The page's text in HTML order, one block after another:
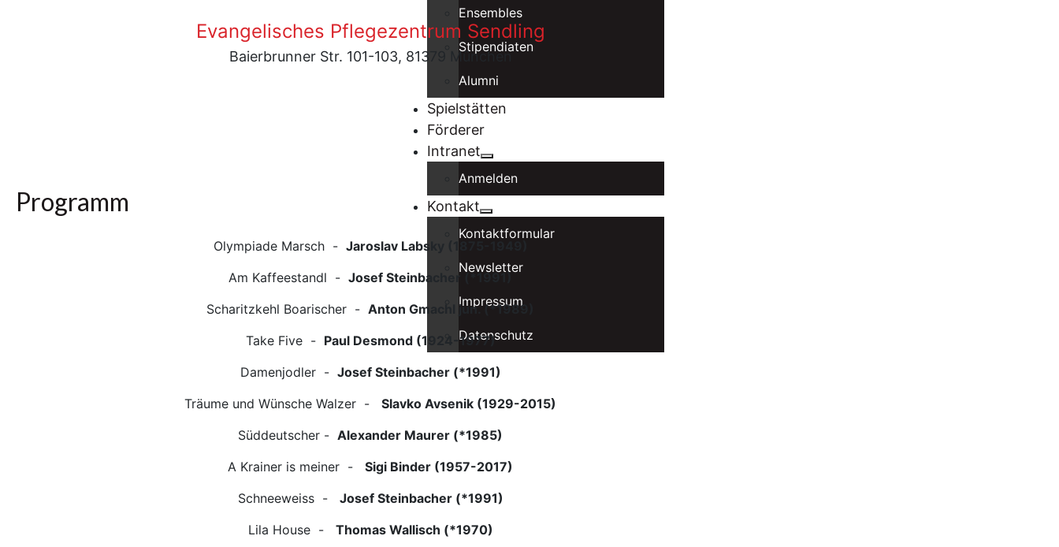
Ensembles
Stipendiaten
Alumni
Spielstätten
Förderer
Intranet
Anmelden
Kontakt
Kontaktformular
Newsletter
Impressum
Datenschutz
Evangelisches Pflegezentrum Sendling
Baierbrunner Str. 101-103, 81379 München
Programm
Olympiade Marsch - Jaroslav Labsky (1875-1949)
Am Kaffeestandl - Josef Steinbacher (*1991)
Scharitzkehl Boarischer - Anton Gmachl jun. (*1989)
Take Five - Paul Desmond (1924-1977)
Damenjodler - Josef Steinbacher (*1991)
Träume und Wünsche Walzer - Slavko Avsenik (1929-2015)
Süddeutscher - Alexander Maurer (*1985)
A Krainer is meiner - Sigi Binder (1957-2017)
Schneeweiss - Josef Steinbacher (*1991)
Lila House - Thomas Wallisch (*1970)